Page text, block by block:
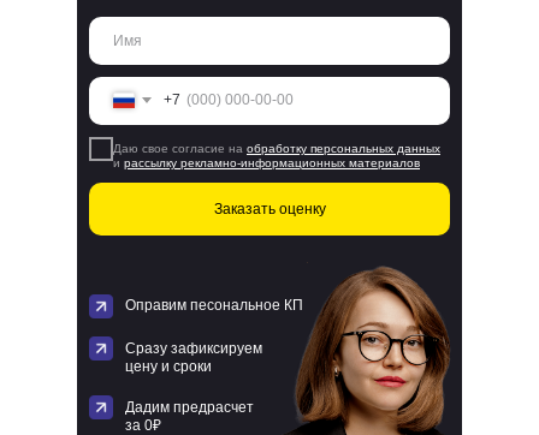
Сразу зафиксируем
цену и сроки
Оправим песональное КП
+7
Даю свое согласие на обработку персональных данных
и рассылку рекламно-информационных материалов
Заказать оценку
Дадим предрасчет
за 0₽